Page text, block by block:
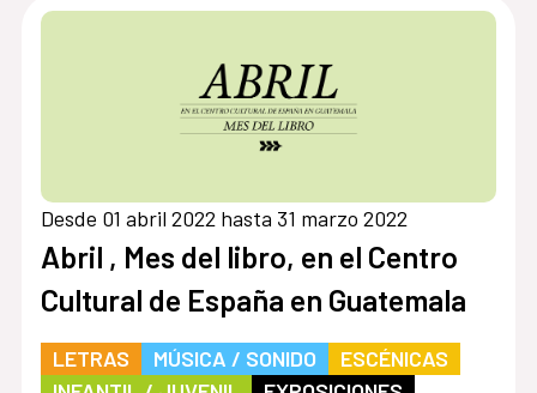
Desde 01 abril 2022 hasta 31 marzo 2022
Abril , Mes del libro, en el Centro
Cultural de España en Guatemala
LETRAS MÚSICA / SONIDO
ESCÉNICAS